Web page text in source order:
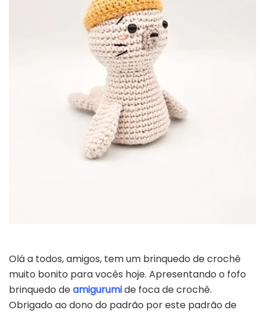
Olá a todos, amigos, tem um brinquedo de crochê
muito bonito para vocês hoje. Apresentando o fofo
brinquedo deamigurumide foca de crochê.
Obrigado ao dono do padrão por este padrão de